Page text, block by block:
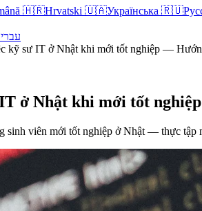
🇭🇷Hrvatski 🇺🇦Українська 🇷🇺
kỹ sư IT ở Nhật khi mới tốt nghiệp —
ở Nhật khi mới tốt
sinh viên mới tốt nghiệp ở Nhật — thực